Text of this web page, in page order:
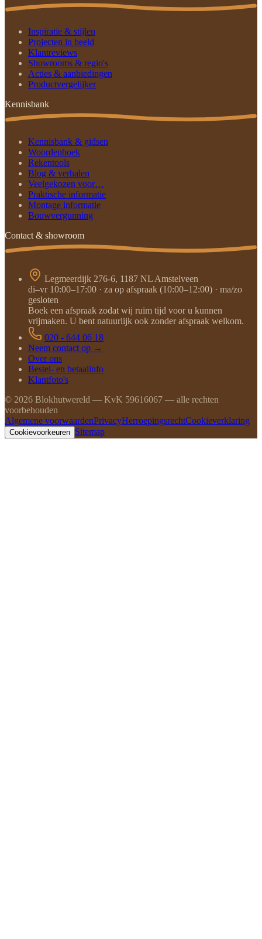
Inspiratie & stijlen
Projecten in beeld
Klantreviews
Showrooms & regio's
Acties & aanbiedingen
Productvergelijker
Kennisbank
Kennisbank & gidsen
Woordenboek
Rekentools
Blog & verhalen
Veelgekozen voor…
Praktische informatie
Montage informatie
Bouwvergunning
Contact & showroom
Legmeerdijk 276-6, 1187 NL Amstelveen
di–vr 10:00–17:00 · za op afspraak (10:00–12:00) · ma/zo
gesloten
Boek een afspraak zodat wij ruim tijd voor u kunnen
vrijmaken. U bent natuurlijk ook zonder afspraak welkom.
020 - 644 06 18
Neem contact op →
Over ons
Bestel- en betaalinfo
Klantfoto's
© 2026 Blokhutwereld — KvK 59616067 — alle rechten
voorbehouden
Algemene voorwaardenPrivacyHerroepingsrechtCookieverklaring
Cookievoorkeuren Sitemap